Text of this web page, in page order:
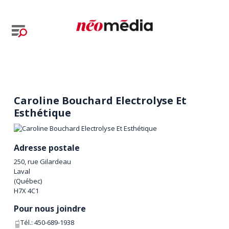
Caroline Bouchard Electrolyse Et
Esthétique
Adresse postale
250, rue Gilardeau
Laval
(Québec)
H7X 4C1
Pour nous joindre
Tél.:450-689-1938